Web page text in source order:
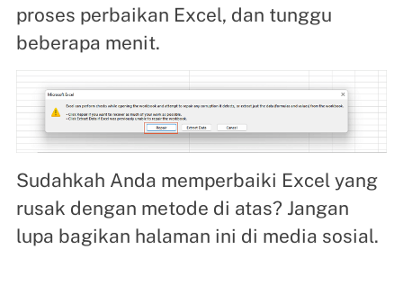
proses perbaikan Excel, dan tunggu
beberapa menit.
Sudahkah Anda memperbaiki Excel yang
rusak dengan metode di atas? Jangan
lupa bagikan halaman ini di media sosial.